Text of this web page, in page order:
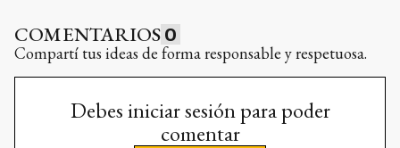
COMENTARIOS 0
Compartí tus ideas de forma responsable y respetuosa.
Debes iniciar sesión para poder
comentar